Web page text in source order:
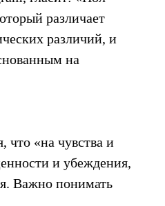
различает
различий, и
на
что «на чувства и
и убеждения,
Важно понимать